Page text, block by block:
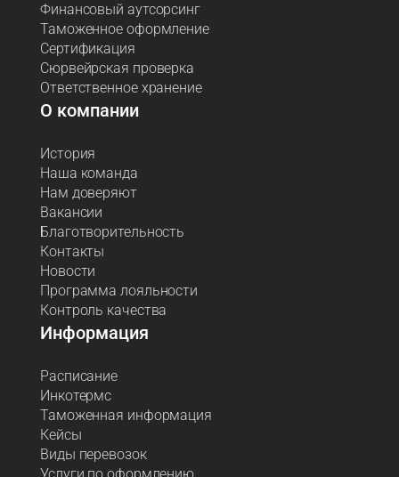
Финансовый аутсорсинг
Таможенное оформление
Сертификация
Сюрвейрская проверка
Ответственное хранение
О компании
История
Наша команда
Нам доверяют
Вакансии
Благотворительность
Контакты
Новости
Программа лояльности
Контроль качества
Информация
Расписание
Инкотермс
Таможенная информация
Кейсы
Виды перевозок